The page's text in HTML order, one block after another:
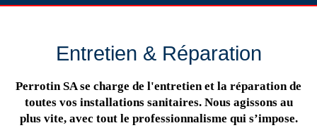
Entretien & Réparation
Perrotin SA se charge de l'entretien et la réparation de
toutes vos installations sanitaires. Nous agissons au
plus vite, avec tout le professionnalisme qui s’impose.